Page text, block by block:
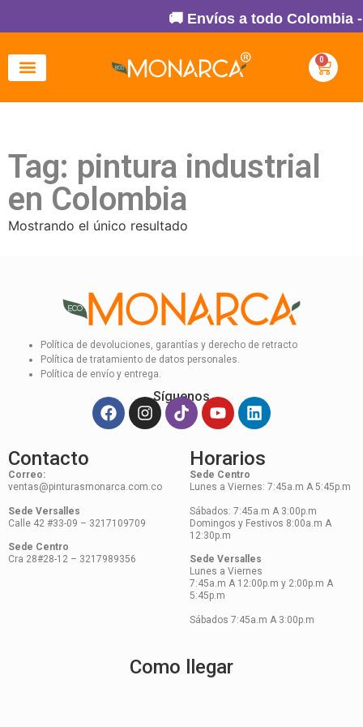
🚚 Envíos a todo Colombia
0
Tag: pintura industrial
en Colombia
Mostrando el único resultado
Política de devoluciones, garantías y derecho de retracto
Política de tratamiento de datos personales.
Política de envío y entrega.
Síguenos
Contacto
Correo:
ventas@pinturasmonarca.com.co
Sede Versalles
Calle 42 #33-09 – 3217109709
Sede Centro
Cra 28#28-12 – 3217989356
Horarios
Sede Centro
Lunes a Viernes: 7:45a.m A 5:45p.m
Sábados: 7:45a.m A 3:00p.m
Domingos y Festivos 8:00a.m A
12:30p.m
Sede Versalles
Lunes a Viernes
7:45a.m A 12:00p.m y 2:00p.m A
5:45p.m
Sábados 7:45a.m A 3:00p.m
Como llegar